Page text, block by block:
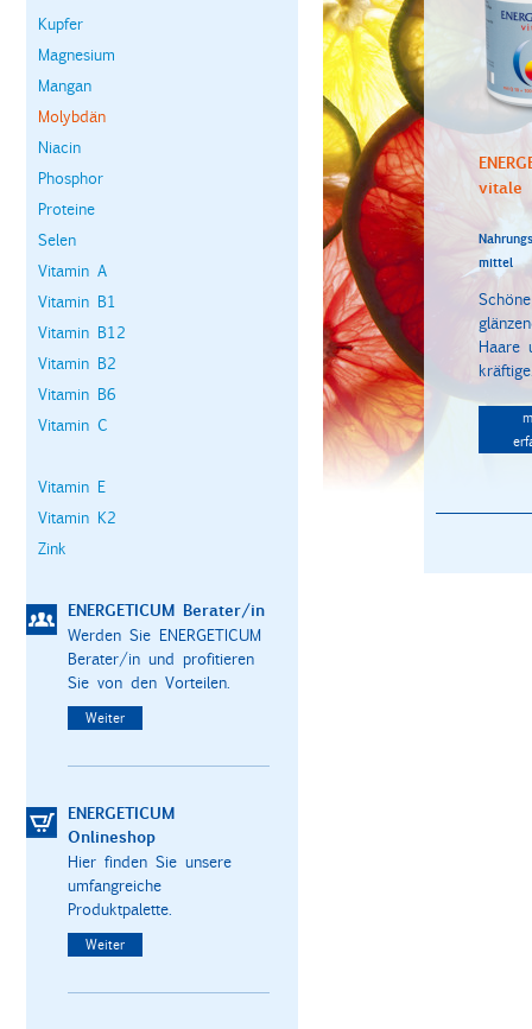
Kupfer
Magnesium
Mangan
Molybdän
Niacin
Phosphor
Proteine
Selen
Vitamin A
Vitamin B1
Vitamin B12
Vitamin B2
Vitamin B6
Vitamin C
Vitamin E
Vitamin K2
Zink
ENERGETICUM Berater/in
Werden Sie ENERGETICUM
Berater/in und profitieren
Sie von den Vorteilen.
Weiter
ENERGETICUM
Onlineshop
Hier finden Sie unsere
umfangreiche
Produktpalette.
Weiter
vitale
mittel
Haare